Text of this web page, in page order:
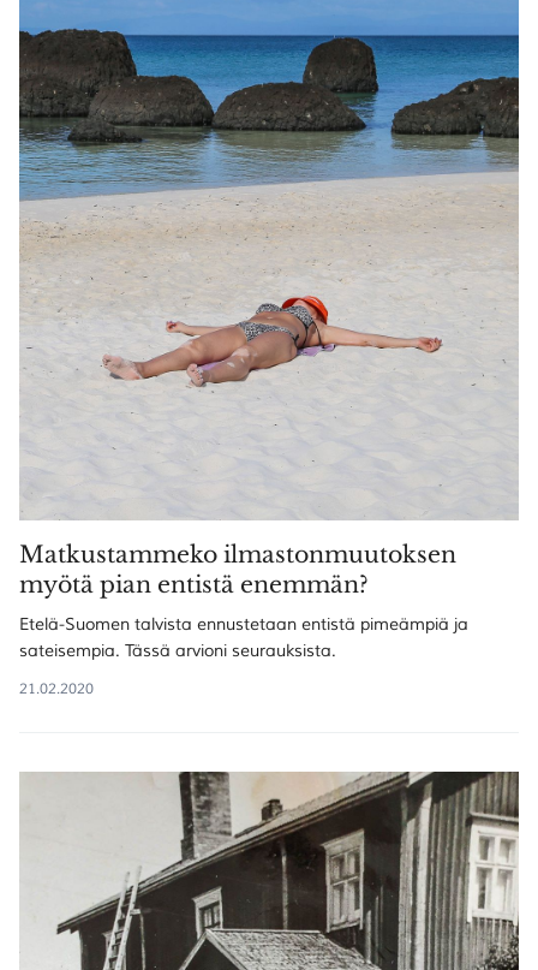
Matkustammeko ilmastonmuutoksen
myötä pian entistä enemmän?
Etelä-Suomen talvista ennustetaan entistä pimeämpiä ja
sateisempia. Tässä arvioni seurauksista.
21.02.2020